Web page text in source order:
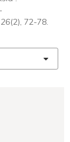
26(2), 72-78.